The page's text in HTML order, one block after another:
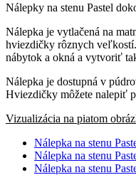
Nálepky na stenu Pastel
Nálepka je vytlačená na
hviezdičky rôznych
nábytok a okná a vytvoriť
Nálepka je dostupná v
Hviezdičky môžete nalepiť
Vizualizácia na piatom
Nálepka na stenu
Nálepka na stenu
Nálepka na stenu